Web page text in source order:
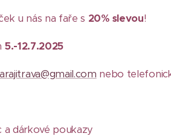
u nás na faře s 20% slevou!
5.-12.7.2025
nebo
a dárkové poukazy